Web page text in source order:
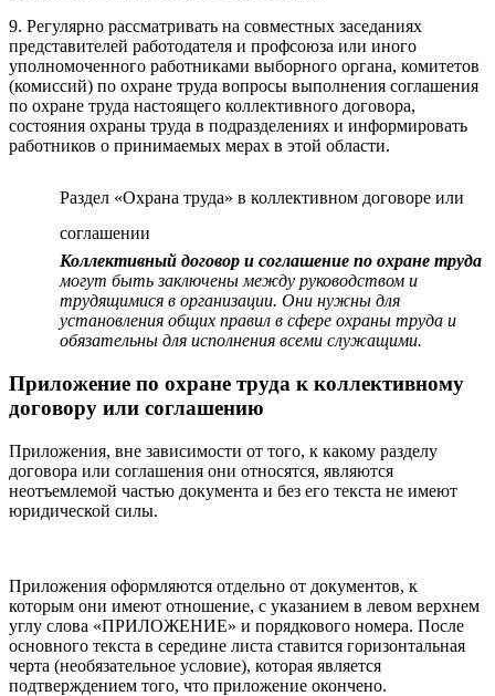
9. Регулярно рассматривать на совместных заседаниях
представителей работодателя и профсоюза или иного
уполномоченного работниками выборного органа, комитетов
(комиссий) по охране труда вопросы выполнения соглашения
по охране труда настоящего коллективного договора,
состояния охраны труда в подразделениях и информировать
работников о принимаемых мерах в этой области.
Раздел «Охрана труда» в коллективном договоре или
соглашении
Коллективный договор и соглашение по охране труда
могут быть заключены между руководством и
трудящимися в организации. Они нужны для
установления общих правил в сфере охраны труда и
обязательны для исполнения всеми служащими.
Приложение по охране труда к коллективному
договору или соглашению
Приложения, вне зависимости от того, к какому разделу
договора или соглашения они относятся, являются
неотъемлемой частью документа и без его текста не имеют
юридической силы.
Приложения оформляются отдельно от документов, к
которым они имеют отношение, с указанием в левом верхнем
углу слова «ПРИЛОЖЕНИЕ» и порядкового номера. После
основного текста в середине листа ставится горизонтальная
черта (необязательное условие), которая является
подтверждением того, что приложение окончено.